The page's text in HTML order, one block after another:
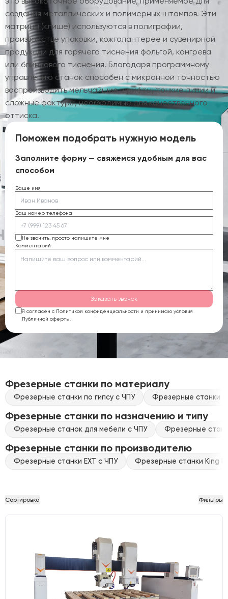
создания металлических и полимерных штампов. Эти
матрицы (клише) используются в полиграфии,
производстве упаковки, кожгалантерее и сувенирной
продукции для горячего тиснения фольгой, конгрева
или блинтового тиснения. Благодаря программному
управлению станок способен с микронной точностью
воспроизводить мельчайшие шрифты, тонкие линии и
сложные фактуры, необходимые для качественного
оттиска.
Поможем подобрать нужную модель
Заполните форму — свяжемся удобным для вас
способом
Ваше имя
Ваш номер телефона
Не звонить, просто напишите мне
Комментарий
Заказать звонок
Я согласен с Политикой конфиденциальности и принимаю условия
Публичной оферты.
Фрезерные станки по материалу
Фрезерные станки по гипсу с ЧПУ Фрезерные станки
Фрезерные станки по назначению и типу
Фрезерные станок для мебели с ЧПУ Фрезерные
Фрезерные станки по производителю
Фрезерные станки EXT с ЧПУ Фрезерные станки King
Сортировка Фильтры